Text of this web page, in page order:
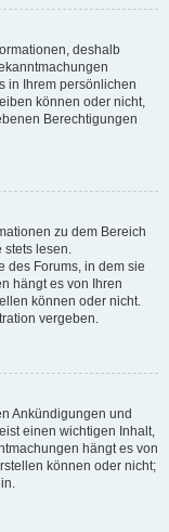
deshalb
in Ihrem persönlichen
können oder nicht,
Berechtigungen
zu dem Bereich
stets lesen.
des Forums, in dem sie
hängt es von Ihren
können oder nicht.
vergeben.
Ankündigungen und
einen wichtigen Inhalt,
hängt es von
können oder nicht;